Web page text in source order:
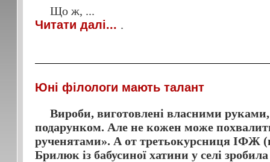
Що ж, ...
Читати далі... .
Юні філологи мають талант
Вироби, виготовлені власними
подарунком. Але не кожен може
рученятами». А от третьокурсниця ІФЖ
Брилюк із бабусиної хатини у селі